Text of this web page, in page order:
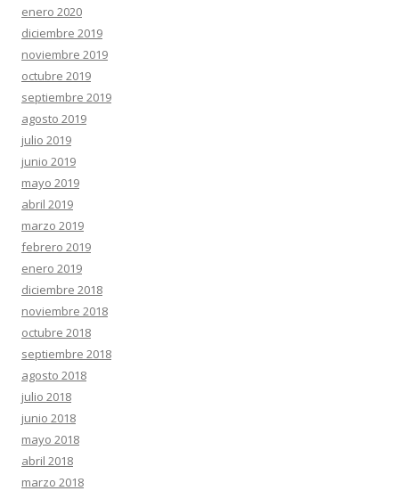
enero 2020
diciembre 2019
noviembre 2019
octubre 2019
septiembre 2019
agosto 2019
julio 2019
junio 2019
mayo 2019
abril 2019
marzo 2019
febrero 2019
enero 2019
diciembre 2018
noviembre 2018
octubre 2018
septiembre 2018
agosto 2018
julio 2018
junio 2018
mayo 2018
abril 2018
marzo 2018